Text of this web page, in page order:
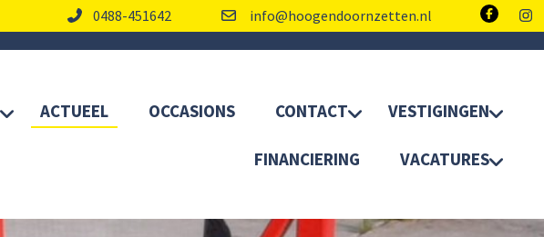
0488-451642 info@hoogendoornzetten.nl
ACTUEEL OCCASIONS CONTACT VESTIGINGEN
FINANCIERING VACATURES